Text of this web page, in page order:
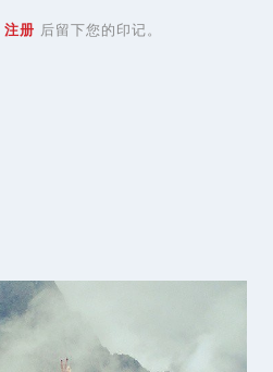
注册 后留下您的印记。